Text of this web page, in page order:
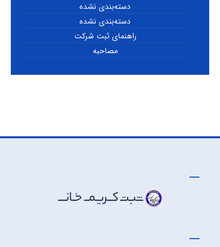
دسته‌بندی نشده
دسته‌بندی نشده
راهنمای ثبت شرکت
مصاحبه